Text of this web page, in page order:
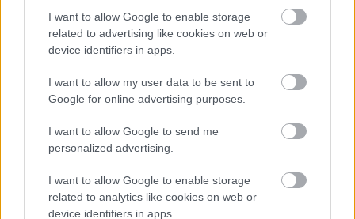
I want to allow Google to enable storage
related to advertising like cookies on web or
device identifiers in apps.
I want to allow my user data to be sent to
Google for online advertising purposes.
I want to allow Google to send me
personalized advertising.
I want to allow Google to enable storage
related to analytics like cookies on web or
device identifiers in apps.
Διαβάζονται αυτή τη στιγμή